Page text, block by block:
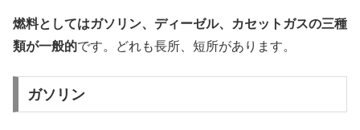
燃料としてはガソリン、ディーゼル、カセットガスの三種
類が一般的です。どれも長所、短所があります。
ガソリン